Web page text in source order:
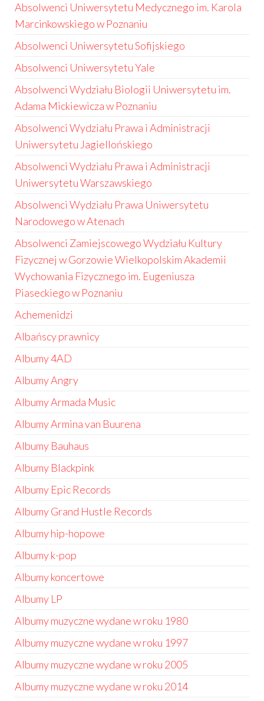
Absolwenci Uniwersytetu Medycznego im. Karola
Marcinkowskiego w Poznaniu
Absolwenci Uniwersytetu Sofijskiego
Absolwenci Uniwersytetu Yale
Absolwenci Wydziału Biologii Uniwersytetu im.
Adama Mickiewicza w Poznaniu
Absolwenci Wydziału Prawa i Administracji
Uniwersytetu Jagiellońskiego
Absolwenci Wydziału Prawa i Administracji
Uniwersytetu Warszawskiego
Absolwenci Wydziału Prawa Uniwersytetu
Narodowego w Atenach
Absolwenci Zamiejscowego Wydziału Kultury
Fizycznej w Gorzowie Wielkopolskim Akademii
Wychowania Fizycznego im. Eugeniusza
Piaseckiego w Poznaniu
Achemenidzi
Albańscy prawnicy
Albumy 4AD
Albumy Angry
Albumy Armada Music
Albumy Armina van Buurena
Albumy Bauhaus
Albumy Blackpink
Albumy Epic Records
Albumy Grand Hustle Records
Albumy hip-hopowe
Albumy k-pop
Albumy koncertowe
Albumy LP
Albumy muzyczne wydane w roku 1980
Albumy muzyczne wydane w roku 1997
Albumy muzyczne wydane w roku 2005
Albumy muzyczne wydane w roku 2014